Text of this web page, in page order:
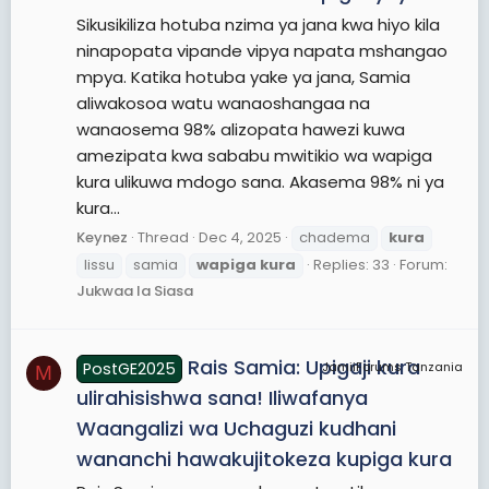
Sikusikiliza hotuba nzima ya jana kwa hiyo kila
ninapopata vipande vipya napata mshangao
mpya. Katika hotuba yake ya jana, Samia
aliwakosoa watu wanaoshangaa na
wanaosema 98% alizopata hawezi kuwa
amezipata kwa sababu mwitikio wa wapiga
kura ulikuwa mdogo sana. Akasema 98% ni ya
kura...
Keynez Thread Dec 4, 2025 chadema
kura
lissu
samia wapiga kura Replies: 33 Forum:
Jukwaa la Siasa
M JamiiForums Tanzania
PostGE2025
Rais Samia: Upigaji kura
ulirahisishwa sana! Iliwafanya
Waangalizi wa Uchaguzi kudhani
wananchi hawakujitokeza kupiga kura